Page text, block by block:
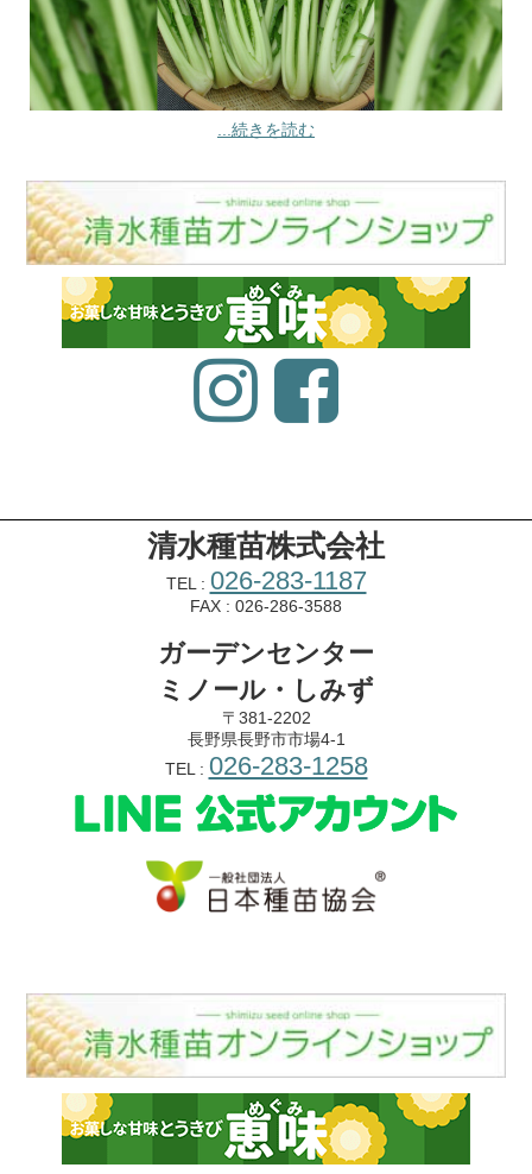
...続きを読む
清水種苗株式会社
TEL : 026-283-1187
FAX : 026-286-3588
ガーデンセンター
ミノール・しみず
〒381-2202
長野県長野市市場4-1
TEL : 026-283-1258